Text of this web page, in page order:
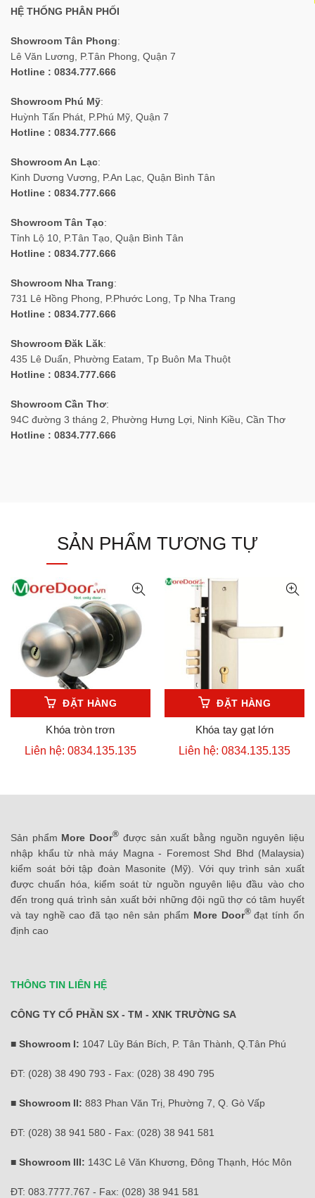
HỆ THỐNG PHÂN PHỐI
Showroom Tân Phong:
Lê Văn Lương, P.Tân Phong, Quận 7
Hotline : 0834.777.666
Showroom Phú Mỹ:
Huỳnh Tấn Phát, P.Phú Mỹ, Quận 7
Hotline : 0834.777.666
Showroom An Lạc:
Kinh Dương Vương, P.An Lạc, Quận Bình Tân
Hotline : 0834.777.666
Showroom Tân Tạo:
Tỉnh Lộ 10, P.Tân Tạo, Quận Bình Tân
Hotline : 0834.777.666
Showroom Nha Trang:
731 Lê Hồng Phong, P.Phước Long, Tp Nha Trang
Hotline : 0834.777.666
Showroom Đăk Lăk:
435 Lê Duẩn, Phường Eatam, Tp Buôn Ma Thuột
Hotline : 0834.777.666
Showroom Cần Thơ:
94C đường 3 tháng 2, Phường Hưng Lợi, Ninh Kiều, Cần Thơ
Hotline : 0834.777.666
SẢN PHẨM TƯƠNG TỰ
ĐẶT HÀNG
Khóa tròn trơn
Liên hệ: 0834.135.135
ĐẶT HÀNG
Khóa tay gạt lớn
Liên hệ: 0834.135.135
Sản phẩm More Door® được sản xuất bằng nguồn nguyên liệu
nhập khẩu từ nhà máy Magna - Foremost Shd Bhd (Malaysia)
kiểm soát bởi tập đoàn Masonite (Mỹ). Với quy trình sản xuất
được chuẩn hóa, kiểm soát từ nguồn nguyên liệu đầu vào cho
đến trong quá trình sản xuất bởi những đội ngũ thợ có tâm huyết
và tay nghề cao đã tạo nên sản phẩm More Door® đạt tính ổn
định cao
THÔNG TIN LIÊN HỆ
CÔNG TY CỔ PHẦN SX - TM - XNK TRƯỜNG SA
■ Showroom I: 1047 Lũy Bán Bích, P. Tân Thành, Q.Tân Phú
ĐT: (028) 38 490 793 - Fax: (028) 38 490 795
■ Showroom II: 883 Phan Văn Trị, Phường 7, Q. Gò Vấp
ĐT: (028) 38 941 580 - Fax: (028) 38 941 581
■ Showroom III: 143C Lê Văn Khương, Đông Thạnh, Hóc Môn
ĐT: 083.7777.767 - Fax: (028) 38 941 581